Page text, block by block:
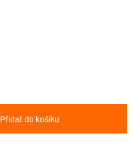
Přidat do košíku